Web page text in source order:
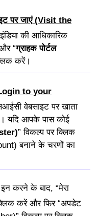
पर जाएं (Visit the
की आधिकारिक
“ग्राहक पोर्टल
करें।
to your
वेबसाइट पर खाता
यदि आपके पास कोई
” विकल्प पर क्लिक
बनाने के चरणों का
करने के बाद, “मेरा
करें और फिर “अपडेट